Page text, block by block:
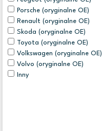
Porsche (oryginalne OE)
Renault (oryginalne OE)
Skoda (oryginalne OE)
Toyota (oryginalne OE)
Volkswagen (oryginalne OE)
Volvo (oryginalne OE)
Inny